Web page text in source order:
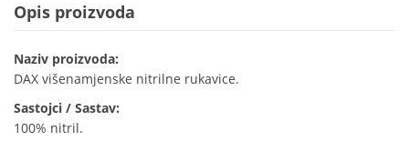
Opis proizvoda
Naziv proizvoda:
DAX višenamjenske nitrilne rukavice.
Sastojci / Sastav:
100% nitril.